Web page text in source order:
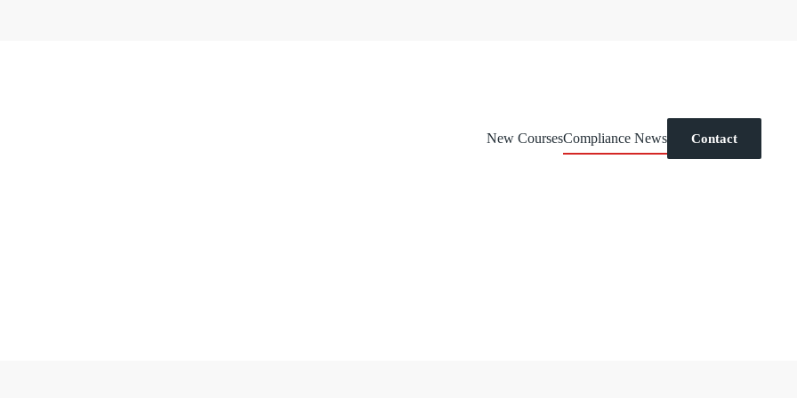
New CoursesCompliance News Contact